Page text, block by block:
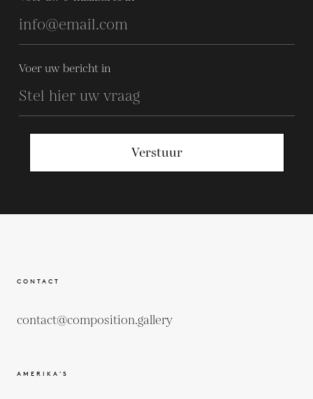
Voer uw bericht in
Verstuur
CONTACT
contact@composition.gallery
AMERIKA’S